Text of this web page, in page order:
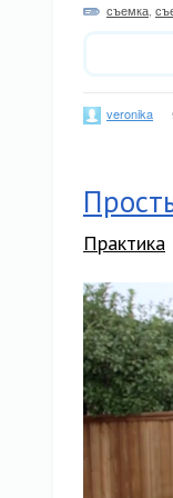
съемка
veronika
Практика